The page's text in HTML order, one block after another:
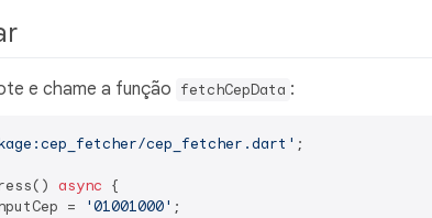
e chame a função fetchCepData :
cep_fetcher.dart' ;
async {
= '01001000' ;